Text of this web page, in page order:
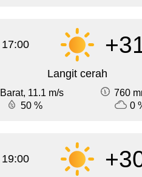
17:00
Langit cerah
Barat, 11.1 m/s
760
50 %
0
19:00